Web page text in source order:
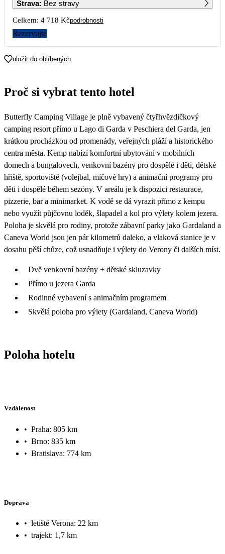
5
2 909
6
2 909
7
2 909
8 9 10 11
12
19 20
26
2 359
27 28 29
Strava: Bez stravy
Celkem: 4 718 Kčpodrobnosti
Rezervujte
uložit do oblíbených
Proč si vybrat tento hotel
Butterfly Camping Village je plně vybavený čtyřhvězdičkový
camping resort přímo u Lago di Garda v Peschiera del Garda, jen
krátkou procházkou od promenády, veřejných pláží a historického
centra města. Kemp nabízí komfortní ubytování v mobilních
domech a bungalovech, venkovní bazény pro dospělé i děti, dětské
hřiště, sportoviště (volejbal, míčové hry) a animační programy pro
děti i dospělé během sezóny. V areálu je k dispozici restaurace,
pizzerie, bar a minimarket. K vodě se dá vyrazit přímo z kempu
nebo využít půjčovnu loděk, šlapadel a kol pro výlety kolem jezera.
Poloha je skvělá pro rodiny, protože zábavní parky jako Gardaland a
Caneva World jsou jen pár kilometrů daleko, a vlaková stanice je v
dosahu pěší chůze, což usnadňuje i výlety do Verony či dalších míst.
Dvě venkovní bazény + dětské skluzavky
Přímo u jezera Garda
Rodinné vybavení s animačním programem
Skvělá poloha pro výlety (Gardaland, Caneva World)
Poloha hotelu
Vzdálenost
• Praha: 805 km
• Brno: 835 km
• Bratislava: 774 km
Doprava
• letiště Verona: 22 km
• trajekt: 1,7 km